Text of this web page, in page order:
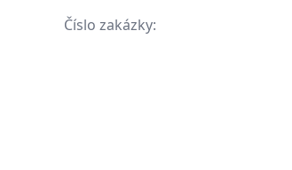
Číslo zakázky: